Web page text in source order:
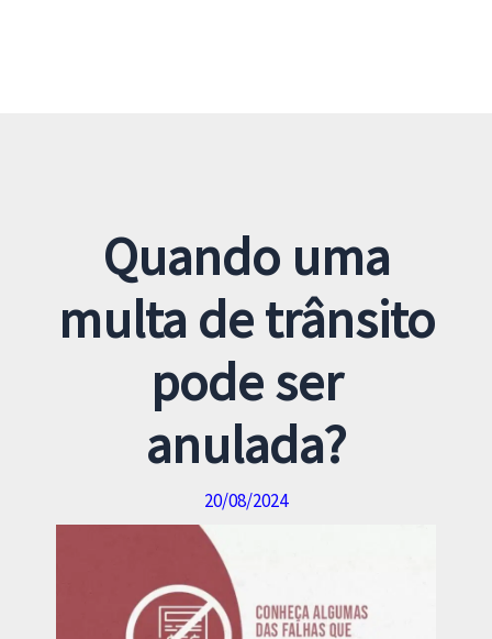
Quando uma
multa de trânsito
pode ser
anulada?
20/08/2024